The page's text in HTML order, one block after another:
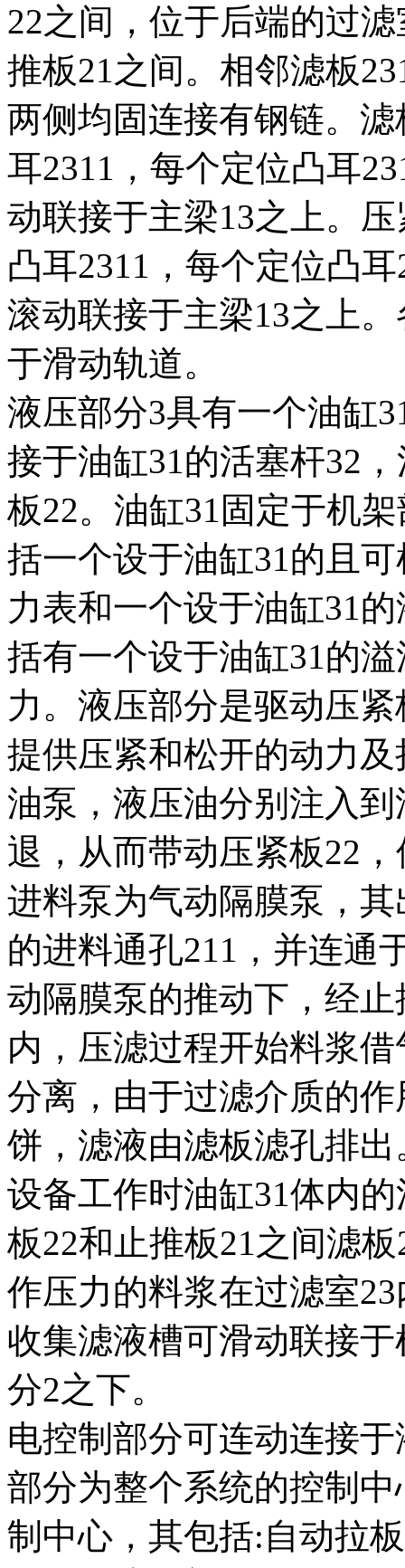
22之间，位于后端的过
推板21之间。相邻滤板
两侧均固连接有钢链。
耳2311，每个定位凸耳
动联接于主梁13之上。
凸耳2311，每个定位凸
滚动联接于主梁13之上
于滑动轨道。
液压部分3具有一个油缸
接于油缸31的活塞杆32
板22。油缸31固定于机
括一个设于油缸31的且
力表和一个设于油缸31
括有一个设于油缸31的
力。液压部分是驱动压
提供压紧和松开的动力
油泵，液压油分别注入
退，从而带动压紧板22
进料泵为气动隔膜泵，
的进料通孔211，并连通
动隔膜泵的推动下，经
内，压滤过程开始料浆
分离，由于过滤介质的
饼，滤液由滤板滤孔排出
设备工作时油缸31体内
板22和止推板21之间滤
作压力的料浆在过滤室
收集滤液槽可滑动联接
分2之下。
电控制部分可连动连接
部分为整个系统的控制
制中心，其包括:自动拉